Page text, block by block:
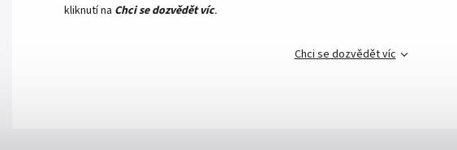
kliknutí na Chci se dozvědět víc.
Chci se dozvědět víc